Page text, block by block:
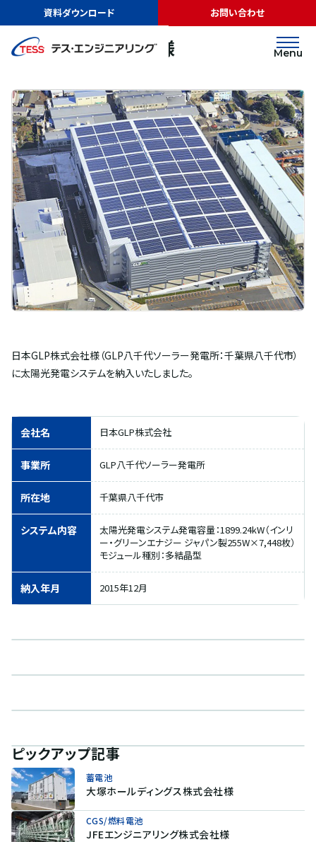
資料ダウンロード お問い合わせ
Menu
実績紹介 日本GLP株式会社様
太陽光発電 屋根
日本GLP株式会社様
日本GLP株式会社様（GLP八千代ソーラー発電所：千葉県八千代市）
に太陽光発電システムを納入いたしました。
会社名 日本GLP株式会社
事業所 GLP八千代ソーラー発電所
所在地 千葉県八千代市
システム内容
太陽光発電システム発電容量：1899.24kW（インリ
ー・グリーンエナジー ジャパン製255W×7,448枚）
モジュール種別：多結晶型
納入年月 2015年12月
ピックアップ記事
蓄電池
大塚ホールディングス株式会社様
CGS/燃料電池
JFEエンジニアリング株式会社様